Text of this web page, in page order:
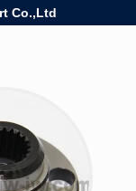
Co.,Ltd